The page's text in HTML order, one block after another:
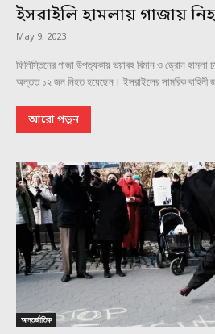
ইসরাইলি হামলায় গাজায়
May 9, 2023
ফিলিস্তিনের গাজা উপত্যকায় ভয়াবহ বিমান ও ড্রোন
অন্তত ১২ জন নিহত হয়েছেন। ইসরাইলের সামরিক বাহিনী
আরো পড়ুন
আন্তর্জাতিক